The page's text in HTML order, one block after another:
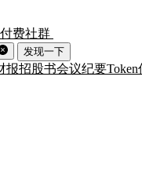
付费社群
发现一下
报招股书会议纪要Token